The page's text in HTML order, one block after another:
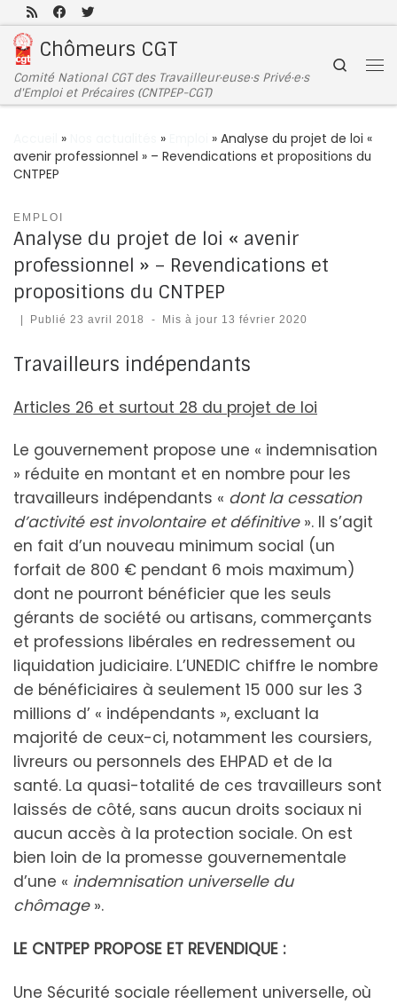
Passer au contenu
Chômeurs CGT
Comité National CGT des Travailleur·euse·s Privé·e·s
d'Emploi et Précaires (CNTPEP-CGT)
Search
» » » Analyse du projet de loi «
avenir professionnel » – Revendications et propositions du
CNTPEP
EMPLOI
Analyse du projet de loi « avenir
professionnel » – Revendications et
propositions du CNTPEP
| Publié 23 avril 2018 - Mis à jour 13 février 2020
Travailleurs indépendants
Articles 26 et surtout 28 du projet de loi
Le gouvernement propose une « indemnisation
» réduite en montant et en nombre pour les
travailleurs indépendants « dont la cessation
d’activité est involontaire et définitive». Il s’agit
en fait d’un nouveau minimum social (un
forfait de 800 € pendant 6 mois maximum)
dont ne pourront bénéficier que les seuls
gérants de société ou artisans, commerçants
et professions libérales en redressement ou
liquidation judiciaire. L’UNEDIC chiffre le nombre
de bénéficiaires à seulement 15 000 sur les 3
millions d’ « indépendants », excluant la
majorité de ceux-ci, notamment les coursiers,
livreurs ou personnels des EHPAD et de la
santé. La quasi-totalité de ces travailleurs sont
laissés de côté, sans aucun droits sociaux ni
aucun accès à la protection sociale. On est
bien loin de la promesse gouvernementale
d’une « indemnisation universelle du
chômage».
LE CNTPEP PROPOSE ET REVENDIQUE :
Une Sécurité sociale réellement universelle, où